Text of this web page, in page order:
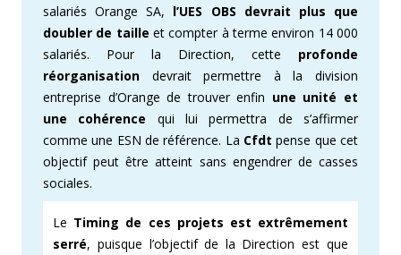
salariés Orange SA, l’UES OBS devrait plus que
doubler de taille et compter à terme environ 14 000
salariés. Pour la Direction, cette profonde
réorganisation devrait permettre à la division
entreprise d’Orange de trouver enfin une unité et
une cohérence qui lui permettra de s’affirmer
comme une ESN de référence. La Cfdt pense que cet
objectif peut être atteint sans engendrer de casses
sociales.
Le Timing de ces projets est extrêmement
serré, puisque l’objectif de la Direction est que